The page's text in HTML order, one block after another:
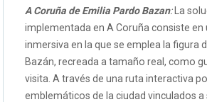
ACoruña de Emilia Pardo Bazan:La
implementada en A Coruña consiste en
inmersiva en la que se emplea la figura
Bazán, recreada a tamaño real, como
visita. A través de una ruta interactiva
emblemáticos de la ciudad vinculados a